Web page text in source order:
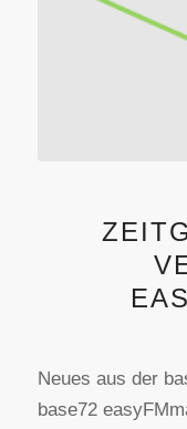
Neues aus der
base72